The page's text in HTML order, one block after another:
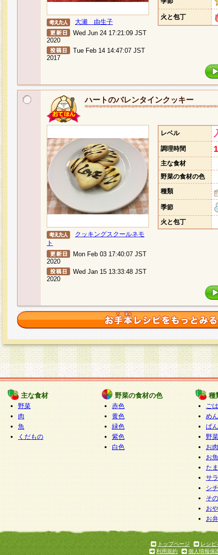
大瀬 由生子
Wed Jun 24 17:21:09 JST
2020
Tue Feb 14 14:47:07 JST
2017
火と包丁
ハートのバレンタインクッキー
クッキングスクールネモ
ト
Mon Feb 03 17:40:07 JST
2020
Wed Jan 15 13:33:48 JST
2020
レベル
調理時間
主な食材
野菜の食材の色
種類
季節
火と包丁
主な食材
野菜
肉
魚
くだもの
野菜の食材の色
赤色
黄色
緑色
紫色
白色
種
ご
めん
ぱん
野
お
お
た
サ
シ
そ
お
お
トップページ
レシピ
利用規約
個人情報保